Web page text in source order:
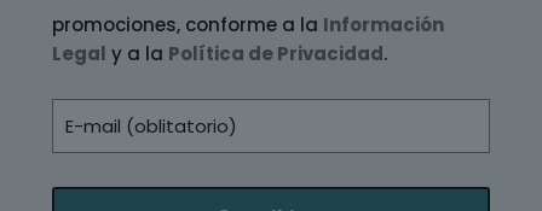
promociones, conforme a la Información
Legal y a la Política de Privacidad.